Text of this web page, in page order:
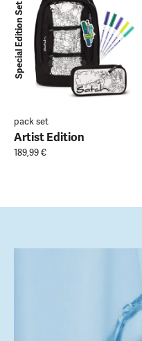
Special Edition Set
pack set
Artist Edition
189,99 €